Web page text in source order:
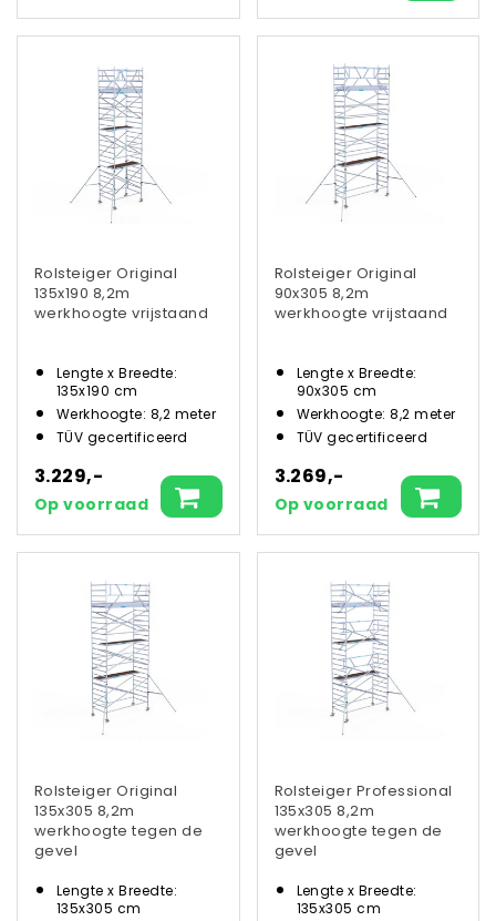
Rolsteiger Original
135x190 8,2m
werkhoogte vrijstaand
Lengte x Breedte:
135x190 cm
Werkhoogte: 8,2 meter
TÜV gecertificeerd
3.229,-
Op voorraad
Rolsteiger Original
90x305 8,2m
werkhoogte vrijstaand
Lengte x Breedte:
90x305 cm
Werkhoogte: 8,2 meter
TÜV gecertificeerd
3.269,-
Op voorraad
Rolsteiger Original
135x305 8,2m
werkhoogte tegen de
gevel
Lengte x Breedte:
135x305 cm
Rolsteiger Professional
135x305 8,2m
werkhoogte tegen de
gevel
Lengte x Breedte:
135x305 cm